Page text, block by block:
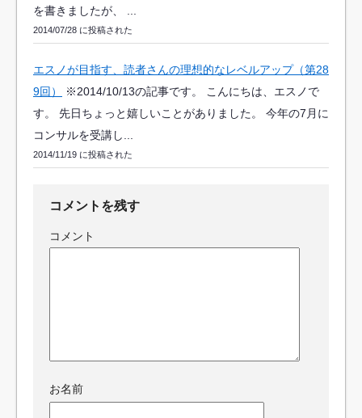
を書きましたが、 ...
2014/07/28 に投稿された
エスノが目指す、読者さんの理想的なレベルアップ（第28
9回）
※2014/10/13の記事です。 こんにちは、エスノで
す。 先日ちょっと嬉しいことがありました。 今年の7月に
コンサルを受講し...
2014/11/19 に投稿された
コメントを残す
コメント
お名前